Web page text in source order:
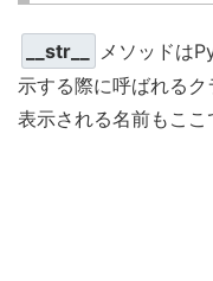
__str__
メソッドは
示する際に呼ばれる
表示される名前もここ